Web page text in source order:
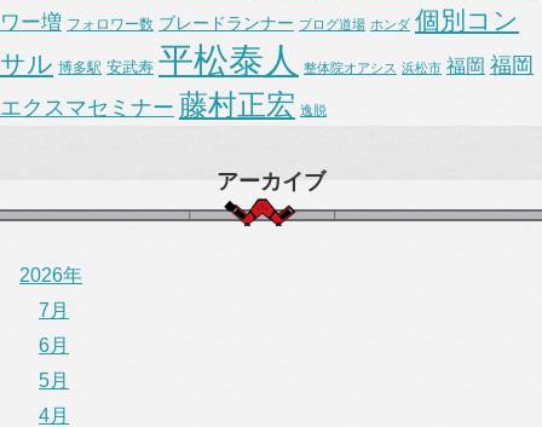
ワー増 フォロワー数 ブレードランナー ブログ道場 ホンダ 個別コン
サル 博多駅 安武寿 平松泰人 整体院オアシス 浜松市 福岡 福岡
エクスマセミナー 藤村正宏 逸脱
アーカイブ
2026年
7月
6月
5月
4月